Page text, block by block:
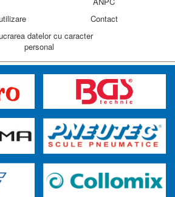
Contact
datelor cu caracter
personal